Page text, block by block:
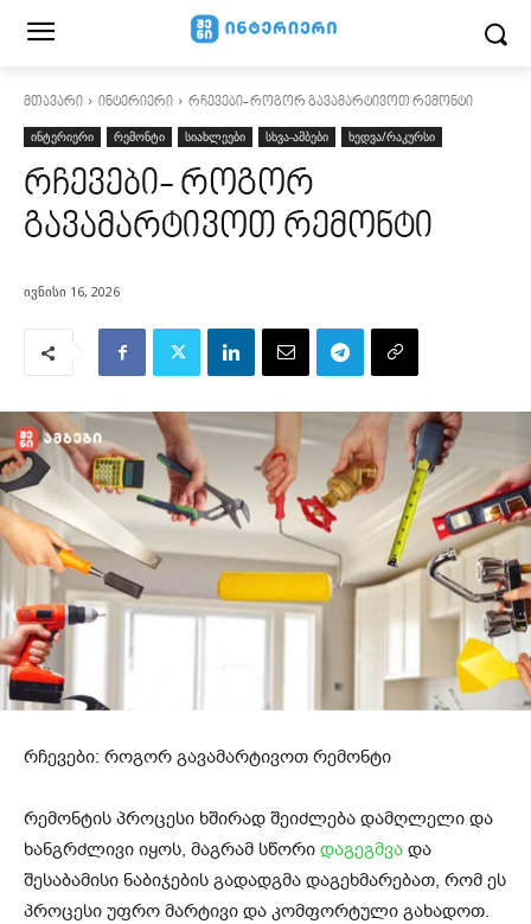
მთავარი ინტერიერი რჩევები- როგორ გავამარტივოთ რემონტი
ინტერიერი რემონტი სიახლეები სხვა-ამბები ხედვა/რაკურსი
რჩევები- როგორ
გავამარტივოთ რემონტი
ივნისი 16, 2026
რჩევები: როგორ გავამარტივოთ რემონტი
რემონტის პროცესი ხშირად შეიძლება დამღლელი და
ხანგრძლივი იყოს, მაგრამ სწორი დაგეგმვა და
შესაბამისი ნაბიჯების გადადგმა დაგეხმარებათ, რომ ეს
პროცესი უფრო მარტივი და კომფორტული გახადოთ.